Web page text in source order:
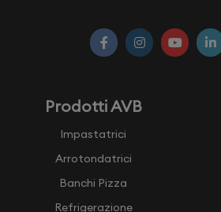
Prodotti AVB
Impastatrici
Arrotondatrici
Banchi Pizza
Refrigerazione